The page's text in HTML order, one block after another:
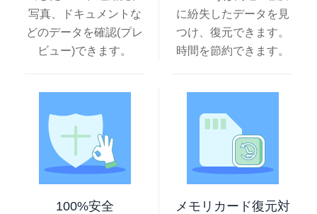
写真、ドキュメントな
どのデータを確認(プレ
ビュー)できます。
に紛失したデータを見
つけ、復元できます。
時間を節約できます。
100%安全
メモリカード復元対